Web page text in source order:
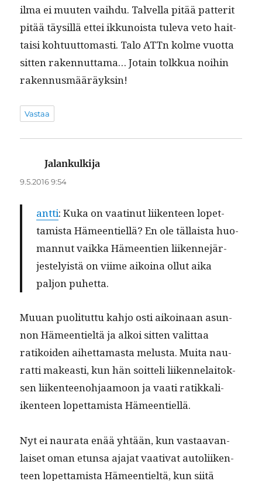
ilma ei muuten vai­h­du. Talvel­la pitää pat­ter­it
pitää täysil­lä ettei ikkunoista tule­va veto hait­
taisi kohtu­ut­tomasti. Talo ATTn kolme vuot­ta
sit­ten raken­nut­ta­ma… Jotain tolkkua noi­hin
rakennusmääräyksin!
Vastaa
Jalankulkija
9.5.2016 9:54
antti: Kuka on vaat­in­ut liiken­teen lopet­
tamista Hämeen­tiel­lä? En ole täl­laista huo­
man­nut vaik­ka Hämeen­tien liiken­nejär­
jeste­ly­istä on viime aikoina ollut aika
paljon puhetta.
Muuan puoli­tut­tu kahjo osti aikoinaan asun­
non Hämeen­tieltä ja alkoi sit­ten valit­taa
ratikoiden aihet­ta­mas­ta melus­ta. Mui­ta nau­
rat­ti makeasti, kun hän soit­teli liiken­nelaitok­
sen liiken­teeno­h­jaamoon ja vaati ratikkali­
iken­teen lopet­tamista Hämeentiellä.
Nyt ei nau­ra­ta enää yhtään, kun vas­taa­van­
laiset oman etun­sa aja­jat vaa­ti­vat autoli­iken­
teen lopet­tamista Hämeen­tieltä, kun siitä